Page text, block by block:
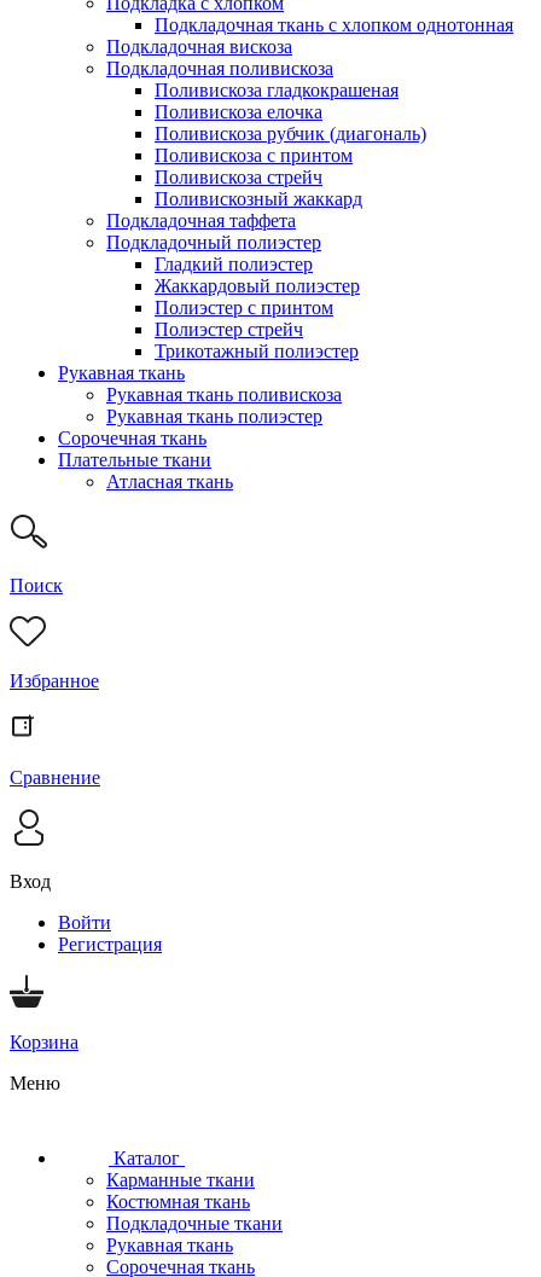
Подкладочная ткань с хлопком однотонная
Подкладочная вискоза
Подкладочная поливискоза
Поливискоза гладкокрашеная
Поливискоза елочка
Поливискоза рубчик (диагональ)
Поливискоза с принтом
Поливискоза стрейч
Поливискозный жаккард
Подкладочная таффета
Подкладочный полиэстер
Гладкий полиэстер
Жаккардовый полиэстер
Полиэстер с принтом
Полиэстер стрейч
Трикотажный полиэстер
Рукавная ткань
Рукавная ткань поливискоза
Рукавная ткань полиэстер
Сорочечная ткань
Плательные ткани
Атласная ткань
Поиск
Избранное
Сравнение
Вход
Войти
Регистрация
Корзина
Меню
Каталог
Карманные ткани
Костюмная ткань
Подкладочные ткани
Рукавная ткань
Сорочечная ткань